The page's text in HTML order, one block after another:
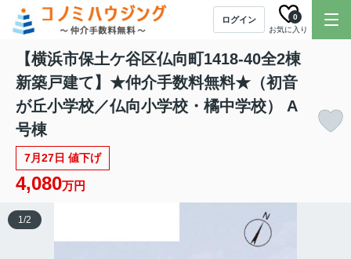
ログイン
お気に入り
0
【横浜市保土ケ谷区仏向町1418-40全2棟
新築戸建て】★仲介手数料無料★（初音
が丘小学校／仏向小学校・橘中学校） A
号棟
7月27日 値下げ
4,080万円
1/2